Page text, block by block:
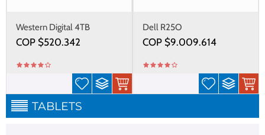
Western Digital 4TB
COP $520.342
Dell R25O
COP $9.009.614
TABLETS